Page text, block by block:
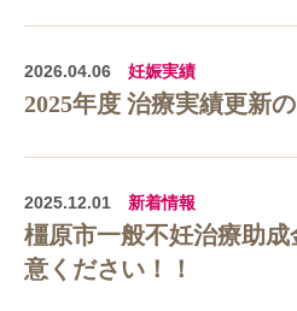
2026.04.06 妊娠実績
2025年度 治療実績更新
2025.12.01 新着情報
橿原市一般不妊治療助
意ください！！